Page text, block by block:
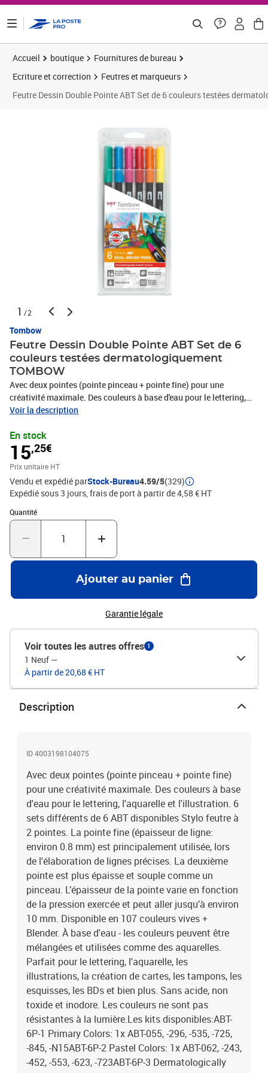
Accueil boutique
Fournitures de bureau
Ecriture et correction
Feutres et marqueurs
Feutre Dessin Double Pointe ABT Set de 6 couleurs testées
1 /2
Tombow
Feutre Dessin Double Pointe ABT Set de 6
couleurs testées dermatologiquement
TOMBOW
Avec deux pointes (pointe pinceau + pointe fine) pour une
créativité maximale. Des couleurs à base d'eau pour le lettering,
l'aquarelle et l'illustration. 6 sets différents de 6 ABT disponibles
0.8 mm) est principalement utilisée, lors de l'élaboration de lignes
précises. La deuxième pointe est plus épaisse et souple comme un
pinceau. L’épaisseur de la pointe varie en fonction de la pression
exercée et peut aller jusqu’à environ 10 mm. Disponible en 107
couleurs vives + Blender. À base d'eau - les couleurs peuvent être
mélangées et utilisées comme des aquarelles. Parfait pour le
lettering, l'aquarelle, les illustrations, la création de cartes, les
tampons, les esquisses, les BDs et bien plus. Sans acide, non
toxide et inodore. Les couleurs ne sont pas résistantes à la
-296, -535, -725, -845, -N15ABT-6P-2 Pastel Colors: 1x ABT-062,
-243, -452, -553, -623, -723ABT-6P-3 Dermatologically tested
Colors: 1x ABT-055, -296, -493, -725, -856, -925ABT-6P-4 Candy
Colors: 1x ABT-131, -291, -401, -403, -803, -910ABT-6P-5 Vintage
Colors: 1x ABT-379, -407, -569, -817, -N49, -N52ABT-6P-6 Gray
Voir la description
En stock
15,25€
Prix unitaire HT
Vendu et expédié parStock-Bureau4.59/5(329)
Expédié sous 3 jours, frais de port à partir de 4,58 € HT
Quantité
Quantité : 1
Ajouter au panier
Garantie légale
Voir toutes les autres offres 1
1 Neuf —
À partir de 20,68 € HT
Description
ID 4003198104075
Avec deux pointes (pointe pinceau + pointe fine)
pour une créativité maximale. Des couleurs à base
d'eau pour le lettering, l'aquarelle et l'illustration. 6
sets différents de 6 ABT disponibles Stylo feutre à
2 pointes. La pointe fine (épaisseur de ligne:
environ 0.8 mm) est principalement utilisée, lors
de l'élaboration de lignes précises. La deuxième
pointe est plus épaisse et souple comme un
pinceau. L’épaisseur de la pointe varie en fonction
de la pression exercée et peut aller jusqu’à environ
10 mm. Disponible en 107 couleurs vives +
Blender. À base d'eau - les couleurs peuvent être
mélangées et utilisées comme des aquarelles.
Parfait pour le lettering, l'aquarelle, les
illustrations, la création de cartes, les tampons, les
esquisses, les BDs et bien plus. Sans acide, non
toxide et inodore. Les couleurs ne sont pas
résistantes à la lumière.Les kits disponibles:ABT-
6P-1 Primary Colors: 1x ABT-055, -296, -535, -725,
-845, -N15ABT-6P-2 Pastel Colors: 1x ABT-062, -243,
-452, -553, -623, -723ABT-6P-3 Dermatologically